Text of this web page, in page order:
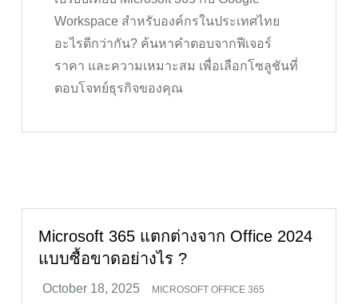
Workspace สำหรับองค์กรในประเทศไทย
อะไรดีกว่ากัน? ค้นหาคำตอบจากฟีเจอร์
ราคา และความเหมาะสม เพื่อเลือกโซลูชันที่
ตอบโจทย์ธุรกิจของคุณ
Microsoft 365 แตกต่างจาก Office 2024
แบบซื้อขาดอย่างไร ?
MICROSOFT OFFICE 365